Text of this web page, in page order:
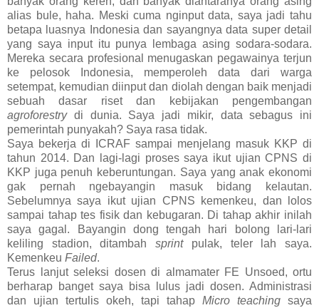
alias bule, haha. Meski cuma nginput data, saya jadi tahu
betapa luasnya Indonesia dan sayangnya data super detail
yang saya input itu punya lembaga asing sodara-sodara.
Mereka secara profesional menugaskan pegawainya terjun
ke pelosok Indonesia, memperoleh data dari warga
setempat, kemudian diinput dan diolah dengan baik menjadi
sebuah dasar riset dan kebijakan pengembangan
agroforestrydi dunia. Saya jadi mikir, data sebagus ini
pemerintah punyakah? Saya rasa tidak.
Saya bekerja di ICRAF sampai menjelang masuk KKP di
tahun 2014. Dan lagi-lagi proses saya ikut ujian CPNS di
KKP juga penuh keberuntungan. Saya yang anak ekonomi
gak pernah ngebayangin masuk bidang kelautan.
Sebelumnya saya ikut ujian CPNS kemenkeu, dan lolos
sampai tahap tes fisik dan kebugaran. Di tahap akhir inilah
saya gagal. Bayangin dong tengah hari bolong lari-lari
keliling stadion, ditambahsprint pulak, teler lah saya.
Kemenkeu Failed.
Terus lanjut seleksi dosen di almamater FE Unsoed, ortu
berharap banget saya bisa lulus jadi dosen. Administrasi
dan ujian tertulis okeh, tapi tahap Micro teaching saya